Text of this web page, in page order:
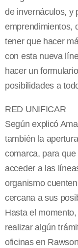
de invernáculos, y
emprendimientos,
tener que hacer
con esta nueva
hacer un
posibilidades a
RED UNIFICAR
Según explicó
también la
comarca, para
acceder a las
organismo
cercana a sus
Hasta el
realizar algún
oficinas en